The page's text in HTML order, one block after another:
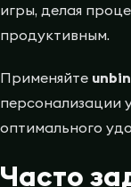
игры, делая
продуктивным.
Применяйте
персонализации
оптимального
Часто